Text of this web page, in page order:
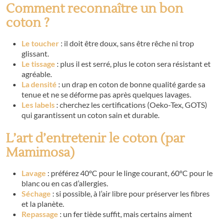
Comment reconnaître un bon
coton ?
Le toucher : il doit être doux, sans être rêche ni trop
glissant.
Le tissage : plus il est serré, plus le coton sera résistant et
agréable.
La densité : un drap en coton de bonne qualité garde sa
tenue et ne se déforme pas après quelques lavages.
Les labels : cherchez les certifications (Oeko-Tex, GOTS)
qui garantissent un coton sain et durable.
L’art d’entretenir le coton (par
Mamimosa)
Lavage : préférez 40°C pour le linge courant, 60°C pour le
blanc ou en cas d’allergies.
Séchage : si possible, à l’air libre pour préserver les fibres
et la planète.
Repassage : un fer tiède suffit, mais certains aiment